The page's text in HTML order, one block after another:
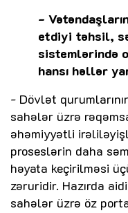
-
etdiyi təhsil,
sistemlərində
hansı həllər
- Dövlət
sahələr üzrə
əhəmiyyətli
proseslərin daha
həyata keçirilməsi
zəruridir. Hazırda
sahələr üzrə öz